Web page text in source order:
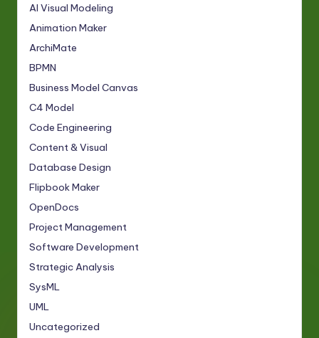
AI Visual Modeling
Animation Maker
ArchiMate
BPMN
Business Model Canvas
C4 Model
Code Engineering
Content & Visual
Database Design
Flipbook Maker
OpenDocs
Project Management
Software Development
Strategic Analysis
SysML
UML
Uncategorized